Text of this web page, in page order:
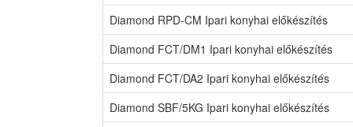
Diamond RPD-CM Ipari konyhai előkészítés
Diamond FCT/DM1 Ipari konyhai előkészítés
Diamond FCT/DA2 Ipari konyhai előkészítés
Diamond SBF/5KG Ipari konyhai előkészítés